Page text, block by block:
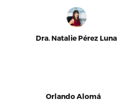
Dra. Natalie Pérez Luna
Orlando Alomá